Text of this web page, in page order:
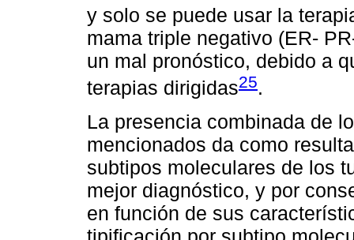
y solo se puede usar la
mama triple negativo (ER-
un mal pronóstico, debido a
terapias dirigidas25.
La presencia combinada de
mencionados da como
subtipos moleculares de los
mejor diagnóstico, y por
en función de sus